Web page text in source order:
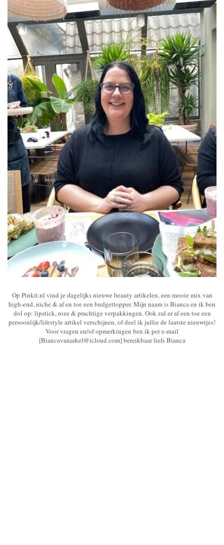
Op Pinkit.nl vind je dagelijks nieuwe beauty artikelen, een mooie mix van
high-end, niche & af en toe een budgettopper. Mijn naam is Bianca en ik ben
dol op: lipstick, roze & prachtige verpakkingen. Ook zal er af een toe een
persoonlijk/lifestyle artikel verschijnen, of deel ik jullie de laatste nieuwtjes!
Voor vragen en/of opmerkingen ben ik per e-mail
[Biancavanarkel@icloud.com] bereikbaar liefs Bianca